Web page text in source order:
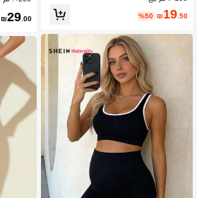
₪19.50
%50
₪29.00